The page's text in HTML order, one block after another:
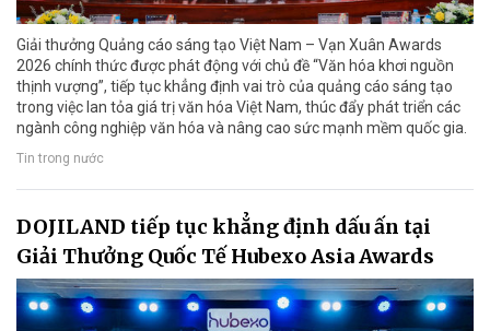
Giải thưởng Quảng cáo sáng tạo Việt Nam – Vạn Xuân Awards
2026 chính thức được phát động với chủ đề “Văn hóa khơi nguồn
thịnh vượng”, tiếp tục khẳng định vai trò của quảng cáo sáng tạo
trong việc lan tỏa giá trị văn hóa Việt Nam, thúc đẩy phát triển các
ngành công nghiệp văn hóa và nâng cao sức mạnh mềm quốc gia.
Tin trong nước
DOJILAND tiếp tục khẳng định dấu ấn tại
Giải Thưởng Quốc Tế Hubexo Asia Awards